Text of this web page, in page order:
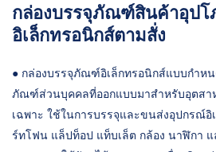
กล่องบรรจุภัณฑ์สินค้าอุปโ
อิเล็กทรอนิกส์ตามสั่ง
● กล่องบรรจุภัณฑ์อิเล็กทรอนิกส์แบบกำห
ภัณฑ์ส่วนบุคคลที่ออกแบบมาสำหรับอุตสา
เฉพาะ ใช้ในการบรรจุและขนส่งอุปกรณ์อิ
ร์ทโฟน แล็ปท็อป แท็บเล็ต กล้อง นาฬิกา